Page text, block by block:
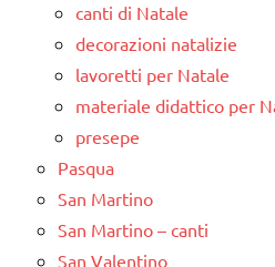
canti di Natale
decorazioni natalizie
lavoretti per Natale
materiale didattico per
presepe
Pasqua
San Martino
San Martino – canti
San Valentino